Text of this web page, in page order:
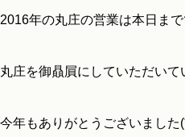
2016年の丸庄の営業は本日まで
丸庄を御贔屓にしていただいて
今年もありがとうございまし